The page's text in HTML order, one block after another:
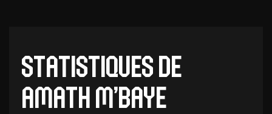
Statistiques de
Amath M’Baye